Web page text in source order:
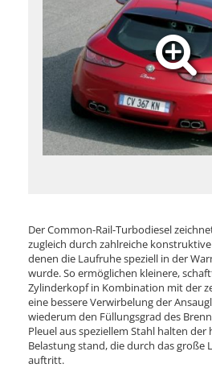
Der Common-Rail-Turbodiesel
zugleich durch zahlreiche
denen die Laufruhe speziell in der
wurde. So ermöglichen kleinere,
Zylinderkopf in Kombination mit der
eine bessere Verwirbelung der
wiederum den Füllungsgrad des
Pleuel aus speziellem Stahl halten
Belastung stand, die durch das große
auftritt.